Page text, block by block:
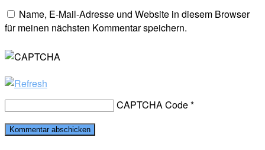
Name, E-Mail-Adresse und Website in diesem Browser
für meinen nächsten Kommentar speichern.
CAPTCHA Code*